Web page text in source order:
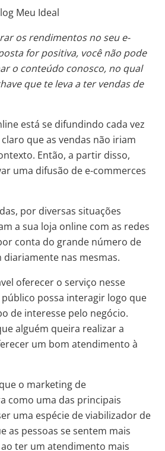
Meu Ideal
os rendimentos no seu e-
for positiva, você não pode
o conteúdo conosco, no qual
que te leva a ter vendas de
está se difundindo cada vez
que as vendas não iriam
Então, a partir disso,
uma difusão de e-commerces
por diversas situações
a sua loja online com as redes
conta do grande número de
diariamente nas mesmas.
oferecer o serviço nesse
possa interagir logo que
de interesse pelo negócio.
alguém queira realizar a
um bom atendimento à
o marketing de
como uma das principais
uma espécie de viabilizador de
as pessoas se sentem mais
ter um atendimento mais